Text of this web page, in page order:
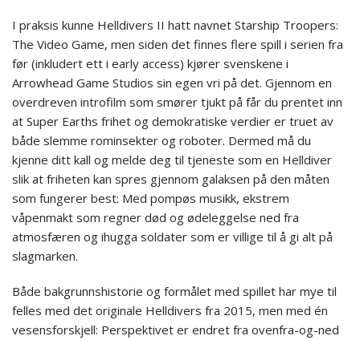
I praksis kunne Helldivers II hatt navnet Starship Troopers:
The Video Game, men siden det finnes flere spill i serien fra
før (inkludert ett i early access) kjører svenskene i
Arrowhead Game Studios sin egen vri på det. Gjennom en
overdreven introfilm som smører tjukt på får du prentet inn
at Super Earths frihet og demokratiske verdier er truet av
både slemme rominsekter og roboter. Dermed må du
kjenne ditt kall og melde deg til tjeneste som en Helldiver
slik at friheten kan spres gjennom galaksen på den måten
som fungerer best: Med pompøs musikk, ekstrem
våpenmakt som regner død og ødeleggelse ned fra
atmosfæren og ihugga soldater som er villige til å gi alt på
slagmarken.
Både bakgrunnshistorie og formålet med spillet har mye til
felles med det originale Helldivers fra 2015, men med én
vesensforskjell: Perspektivet er endret fra ovenfra-og-ned